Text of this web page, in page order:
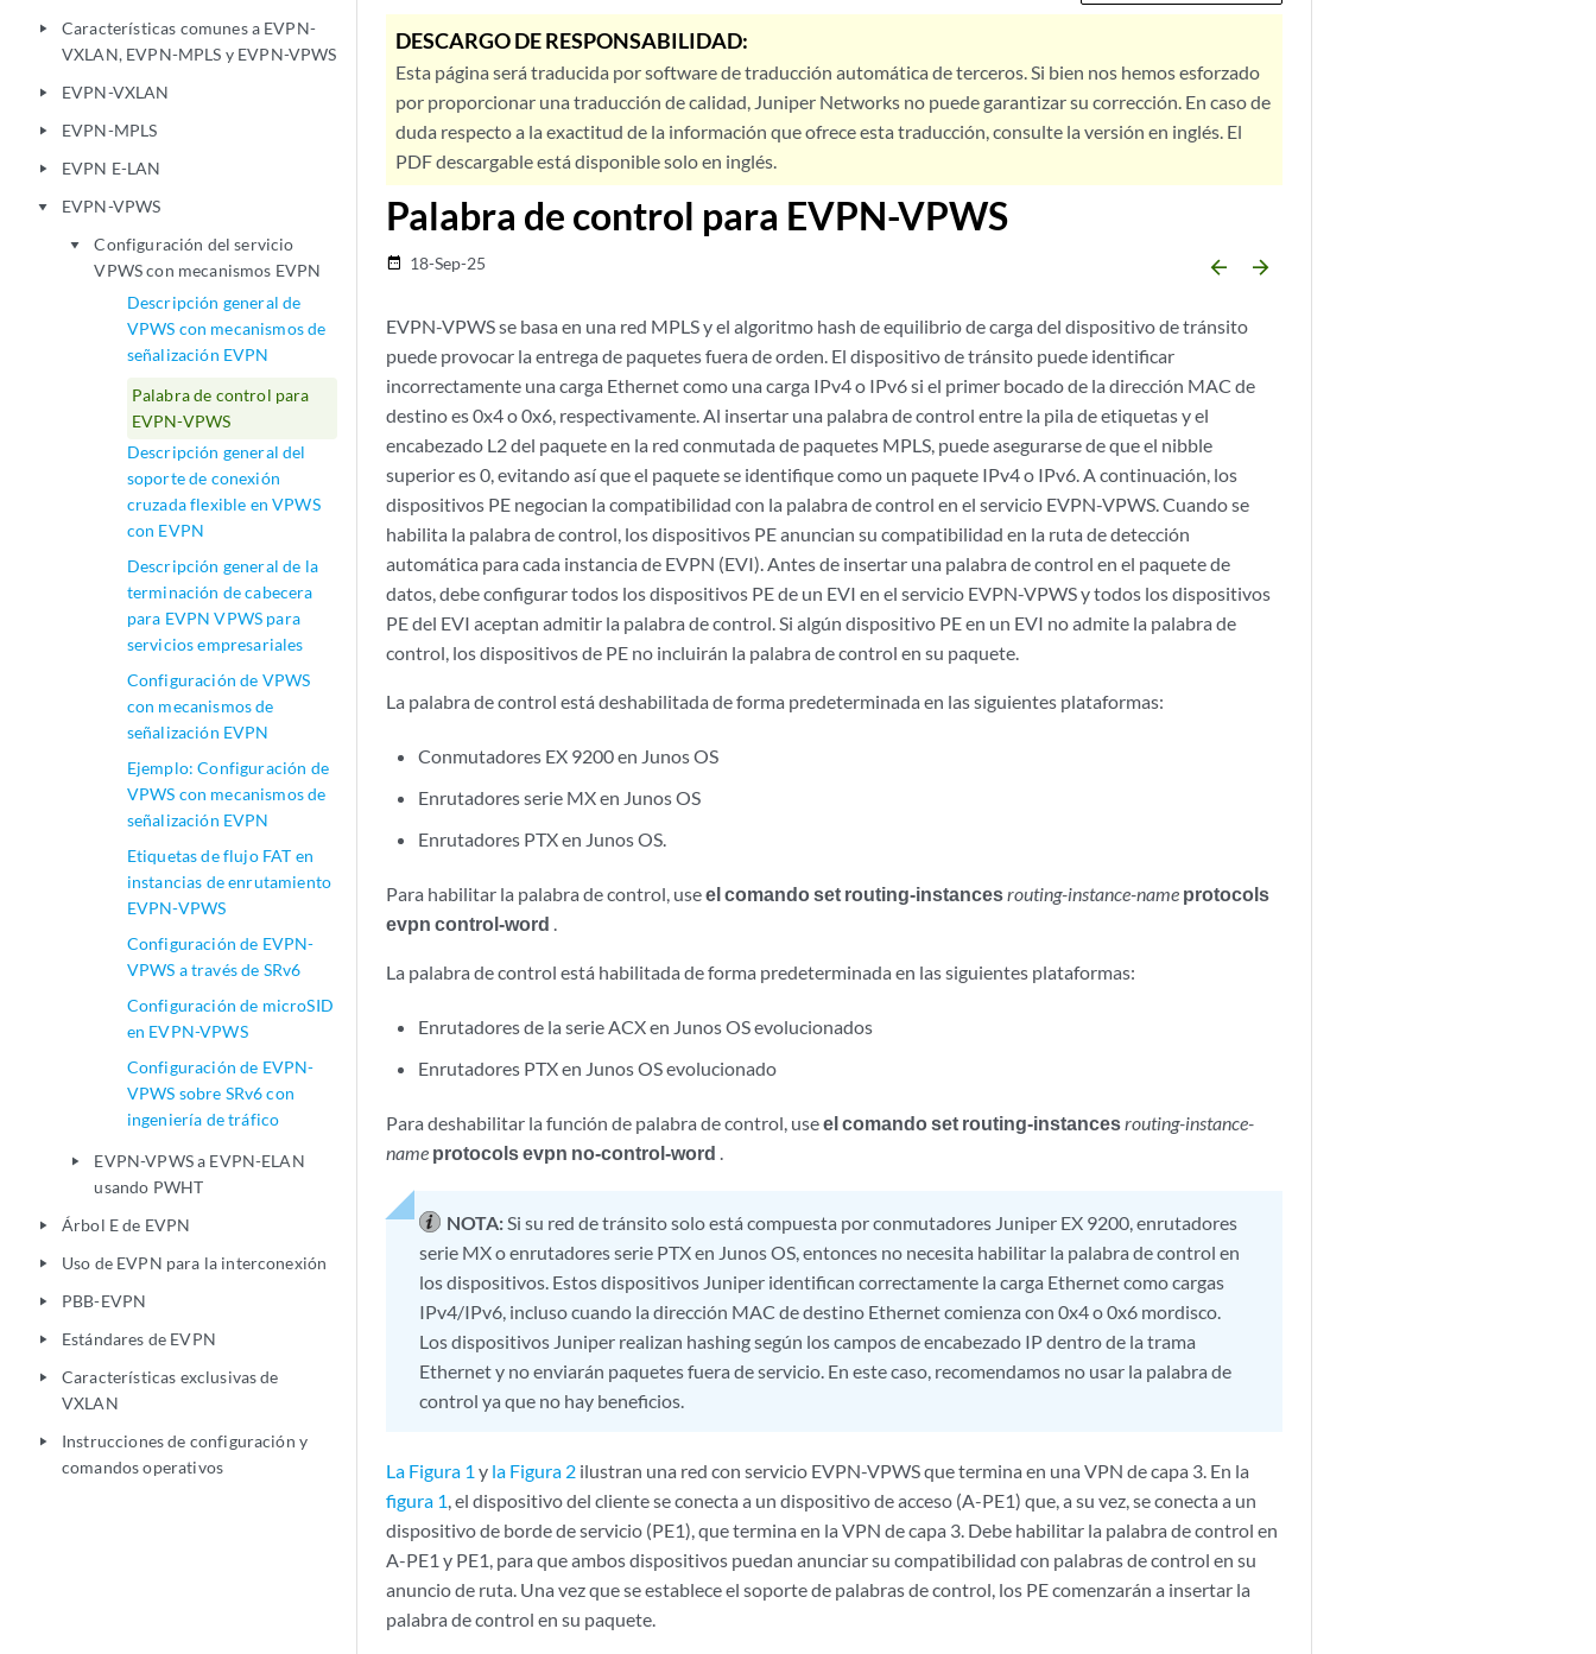
play_arrow
Características comunes a EVPN-
VXLAN, EVPN-MPLS y EVPN-VPWS
play_arrow EVPN-VXLAN
play_arrow EVPN-MPLS
play_arrow EVPN E-LAN
play_arrow EVPN-VPWS
play_arrow
Configuración del servicio
VPWS con mecanismos EVPN
Descripción general de
VPWS con mecanismos de
señalización EVPN
Palabra de control para
EVPN-VPWS
Descripción general del
soporte de conexión
cruzada flexible en VPWS
con EVPN
Descripción general de la
terminación de cabecera
para EVPN VPWS para
servicios empresariales
Configuración de VPWS
con mecanismos de
señalización EVPN
Ejemplo: Configuración de
VPWS con mecanismos de
señalización EVPN
Etiquetas de flujo FAT en
instancias de enrutamiento
EVPN-VPWS
Configuración de EVPN-
VPWS a través de SRv6
Configuración de microSID
en EVPN-VPWS
Configuración de EVPN-
VPWS sobre SRv6 con
ingeniería de tráfico
play_arrow
EVPN-VPWS a EVPN-ELAN
usando PWHT
play_arrow Árbol E de EVPN
play_arrow Uso de EVPN para la interconexión
play_arrow PBB-EVPN
play_arrow Estándares de EVPN
play_arrow
Características exclusivas de
VXLAN
play_arrow
Instrucciones de configuración y
comandos operativos
DESCARGO DE RESPONSABILIDAD:
Esta página será traducida por software de traducción automática de terceros. Si bien nos hemos esforzado
por proporcionar una traducción de calidad, Juniper Networks no puede garantizar su corrección. En caso de
duda respecto a la exactitud de la información que ofrece esta traducción, consulte la versión en inglés. El
PDF descargable está disponible solo en inglés.
Palabra de control para EVPN-VPWS
date_range 18-Sep-25 arrow_backward arrow_forward
EVPN-VPWS se basa en una red MPLS y el algoritmo hash de equilibrio de carga del dispositivo de tránsito
puede provocar la entrega de paquetes fuera de orden. El dispositivo de tránsito puede identificar
incorrectamente una carga Ethernet como una carga IPv4 o IPv6 si el primer bocado de la dirección MAC de
destino es 0x4 o 0x6, respectivamente. Al insertar una palabra de control entre la pila de etiquetas y el
encabezado L2 del paquete en la red conmutada de paquetes MPLS, puede asegurarse de que el nibble
superior es 0, evitando así que el paquete se identifique como un paquete IPv4 o IPv6. A continuación, los
dispositivos PE negocian la compatibilidad con la palabra de control en el servicio EVPN-VPWS. Cuando se
habilita la palabra de control, los dispositivos PE anuncian su compatibilidad en la ruta de detección
automática para cada instancia de EVPN (EVI). Antes de insertar una palabra de control en el paquete de
datos, debe configurar todos los dispositivos PE de un EVI en el servicio EVPN-VPWS y todos los dispositivos
PE del EVI aceptan admitir la palabra de control. Si algún dispositivo PE en un EVI no admite la palabra de
control, los dispositivos de PE no incluirán la palabra de control en su paquete.
La palabra de control está deshabilitada de forma predeterminada en las siguientes plataformas:
Conmutadores EX 9200 en Junos OS
Enrutadores serie MX en Junos OS
Enrutadores PTX en Junos OS.
Para habilitar la palabra de control, useel comando set routing-instancesrouting-instance-name protocols
evpn control-word .
La palabra de control está habilitada de forma predeterminada en las siguientes plataformas:
Enrutadores de la serie ACX en Junos OS evolucionados
Enrutadores PTX en Junos OS evolucionado
Para deshabilitar la función de palabra de control, useel comando set routing-instancesrouting-instance-
name protocols evpn no-control-word .
NOTA:Si su red de tránsito solo está compuesta por conmutadores Juniper EX 9200, enrutadores
serie MX o enrutadores serie PTX en Junos OS, entonces no necesita habilitar la palabra de control en
los dispositivos. Estos dispositivos Juniper identifican correctamente la carga Ethernet como cargas
IPv4/IPv6, incluso cuando la dirección MAC de destino Ethernet comienza con 0x4 o 0x6 mordisco.
Los dispositivos Juniper realizan hashing según los campos de encabezado IP dentro de la trama
Ethernet y no enviarán paquetes fuera de servicio. En este caso, recomendamos no usar la palabra de
control ya que no hay beneficios.
La Figura 1 y la Figura 2 ilustran una red con servicio EVPN-VPWS que termina en una VPN de capa 3. En la
figura 1, el dispositivo del cliente se conecta a un dispositivo de acceso (A-PE1) que, a su vez, se conecta a un
dispositivo de borde de servicio (PE1), que termina en la VPN de capa 3. Debe habilitar la palabra de control en
A-PE1 y PE1, para que ambos dispositivos puedan anunciar su compatibilidad con palabras de control en su
anuncio de ruta. Una vez que se establece el soporte de palabras de control, los PE comenzarán a insertar la
palabra de control en su paquete.